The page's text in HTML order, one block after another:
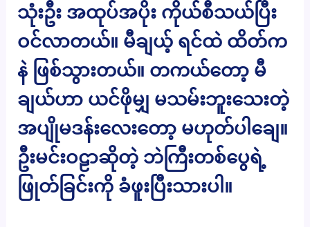
သုံးဦး အထုပ်အပိုး ကိုယ်စီသယ်ပြီး
ဝင်လာတယ်။ မီချယ့် ရင်ထဲ ထိတ်က
နဲ ဖြစ်သွားတယ်။ တကယ်တော့ မီ
ချယ်ဟာ ယင်ဖိုမျှ မသမ်းဘူးသေးတဲ့
အပျိုမဒန်းလေးတော့ မဟုတ်ပါချေ။
ဦးမင်းဝဠာဆိုတဲ့ ဘဲကြီးတစ်ပွေရဲ့
ဖြုတ်ခြင်းကို ခံဖူးပြီးသားပါ။